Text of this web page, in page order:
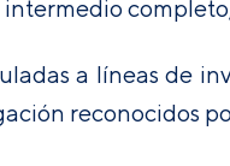
a líneas de
reconocidos